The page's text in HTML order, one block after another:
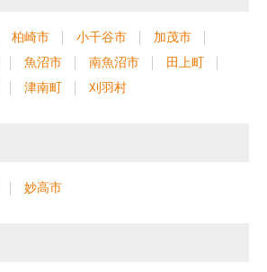
柏崎市 小千谷市
加茂市
魚沼市 南魚沼市
田上町
津南町 刈羽村
妙高市